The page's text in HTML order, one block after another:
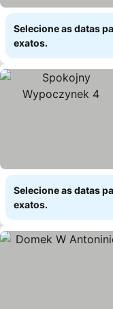
Selecione as datas
exatos.
Selecione as datas
exatos.